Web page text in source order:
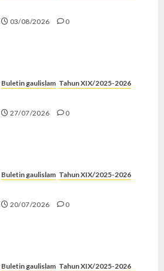
03/08/2026 0
Buletin gaulislam Tahun XIX/2025-2026
27/07/2026 0
Buletin gaulislam Tahun XIX/2025-2026
20/07/2026 0
Buletin gaulislam Tahun XIX/2025-2026